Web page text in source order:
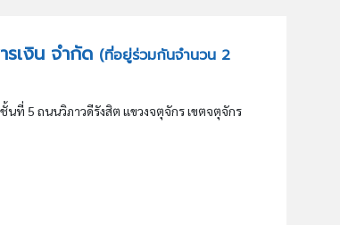
เงิน จำกัด (ที่อยู่ร่วมกันจำนวน 2
ที่ 5 ถนนวิภาวดีรังสิต แขวงจตุจักร เขตจตุจักร